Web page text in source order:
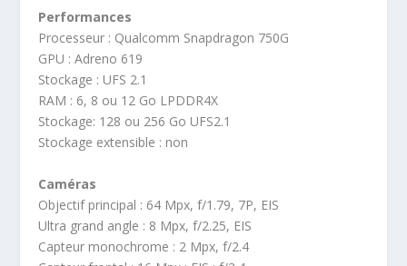
Performances
Processeur : Qualcomm Snapdragon 750G
GPU : Adreno 619
Stockage : UFS 2.1
RAM : 6, 8 ou 12 Go LPDDR4X
Stockage: 128 ou 256 Go UFS2.1
Stockage extensible : non
Caméras
Objectif principal : 64 Mpx, f/1.79, 7P, EIS
Ultra grand angle : 8 Mpx, f/2.25, EIS
Capteur monochrome : 2 Mpx, f/2.4